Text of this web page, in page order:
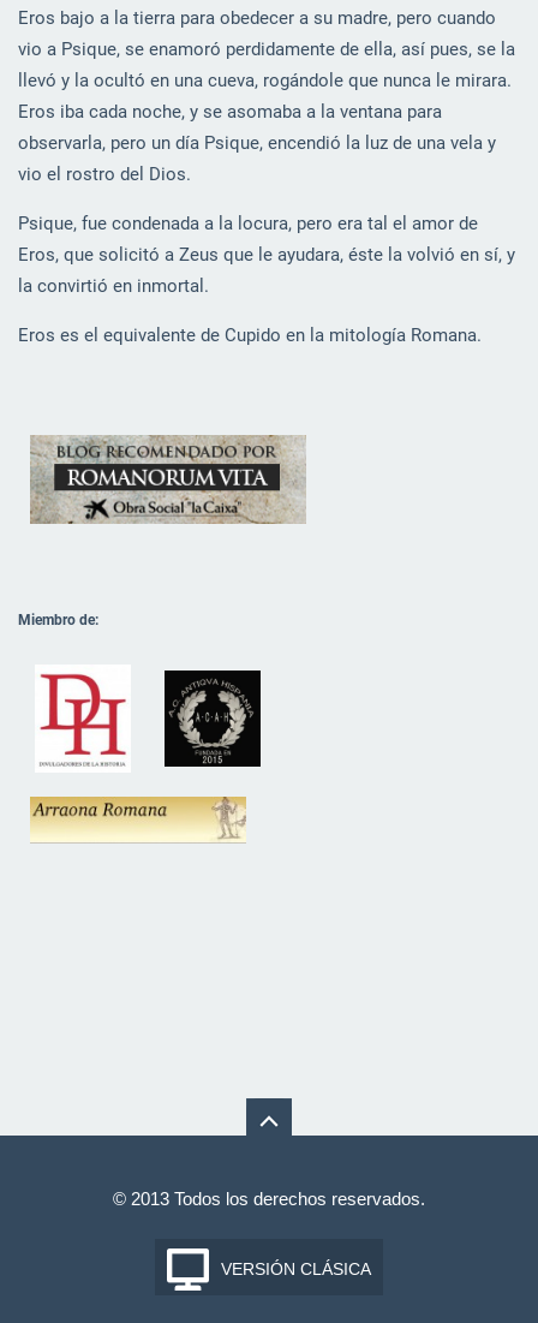
Eros bajo a la tierra para obedecer a su madre, pero cuando
vio a Psique, se enamoró perdidamente de ella, así pues, se la
llevó y la ocultó en una cueva, rogándole que nunca le mirara.
Eros iba cada noche, y se asomaba a la ventana para
observarla, pero un día Psique, encendió la luz de una vela y
vio el rostro del Dios.
Psique, fue condenada a la locura, pero era tal el amor de
Eros, que solicitó a Zeus que le ayudara, éste la volvió en sí, y
la convirtió en inmortal.
Eros es el equivalente de Cupido en la mitología Romana.
Miembro de:
© 2013 Todos los derechos reservados.
VERSIÓN CLÁSICA